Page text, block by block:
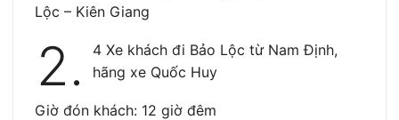
Lộc – Kiên Giang
2.
4 Xe khách đi Bảo Lộc từ Nam Định,
hãng xe Quốc Huy
Giờ đón khách: 12 giờ đêm